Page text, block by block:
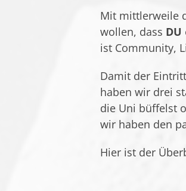
Mit mittlerweile
wollen, dass DU
ist Community,
Damit der
haben wir drei
die Uni büffelst
wir haben den
Hier ist der